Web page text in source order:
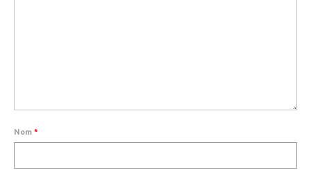
Nom *